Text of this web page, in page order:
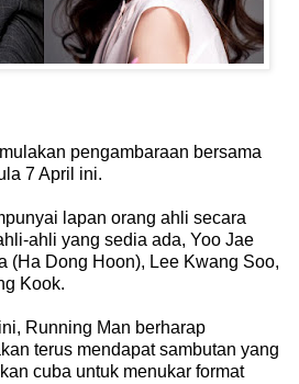
pengambaraan bersama
7 April ini.
lapan orang ahli secara
ahli yang sedia ada, Yoo Jae
(Ha Dong Hoon), Lee Kwang Soo,
Kook.
Running Man berharap
terus mendapat sambutan yang
cuba untuk menukar format